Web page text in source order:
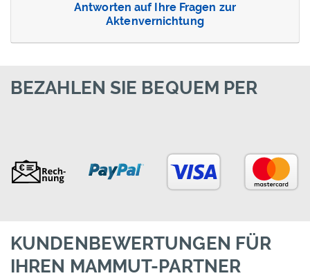
Antworten auf Ihre Fragen zur
Aktenvernichtung
BEZAHLEN SIE BEQUEM PER
KUNDENBEWERTUNGEN FÜR
IHREN MAMMUT-PARTNER